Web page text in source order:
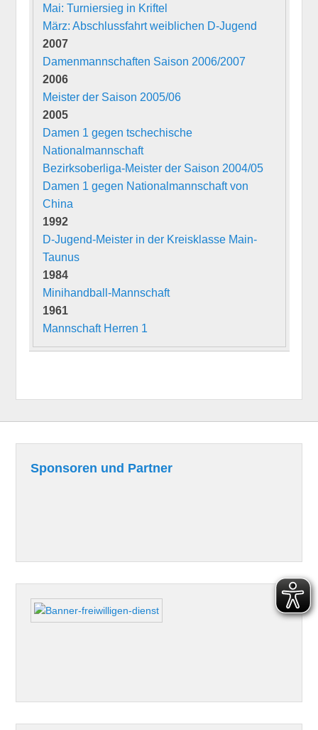
Mai: Turniersieg in Kriftel
März: Abschlussfahrt weiblichen D-Jugend
2007
Damenmannschaften Saison 2006/2007
2006
Meister der Saison 2005/06
2005
Damen 1 gegen tschechische
Nationalmannschaft
Bezirksoberliga-Meister der Saison 2004/05
Damen 1 gegen Nationalmannschaft von
China
1992
D-Jugend-Meister in der Kreisklasse Main-
Taunus
1984
Minihandball-Mannschaft
1961
Mannschaft Herren 1
Sponsoren und Partner